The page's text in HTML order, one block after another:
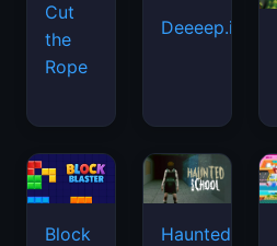
Cut
the
Rope
Deeeep.io
Block
Haunted